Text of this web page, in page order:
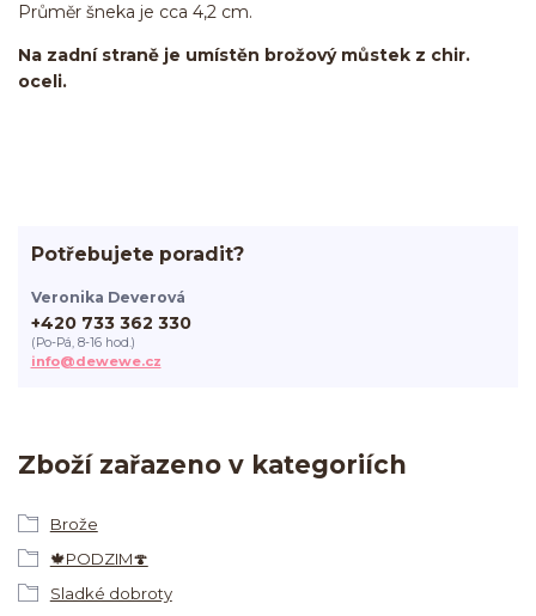
Průměr šneka je cca 4,2 cm.
Na zadní straně je umístěn brožový můstek z chir.
oceli.
Zboží zařazeno v kategoriích
Brože
🍁PODZIM🍄
Sladké dobroty
Potřebujete poradit?
Veronika Deverová
+420 733 362 330
(Po-Pá, 8-16 hod.)
info@dewewe.cz